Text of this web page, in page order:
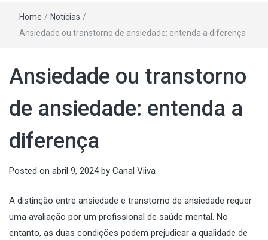
Home / Notícias /
Ansiedade ou transtorno de ansiedade: entenda a diferença
Ansiedade ou transtorno
de ansiedade: entenda a
diferença
Posted on abril 9, 2024by Canal Viiva
A distinção entre ansiedade e transtorno de ansiedade requer
uma avaliação por um profissional de saúde mental. No
entanto, as duas condições podem prejudicar a qualidade de